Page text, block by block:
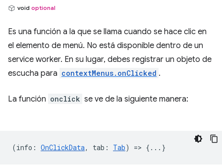
void optional
Es una función a la que se llama cuando se hace clic en
el elemento de menú. No está disponible dentro de un
service worker. En su lugar, debes registrar un objeto de
escucha para contextMenus.onClicked .
La función onclick se ve de la siguiente manera:
(info : OnClickData, tab : Tab) => {...}